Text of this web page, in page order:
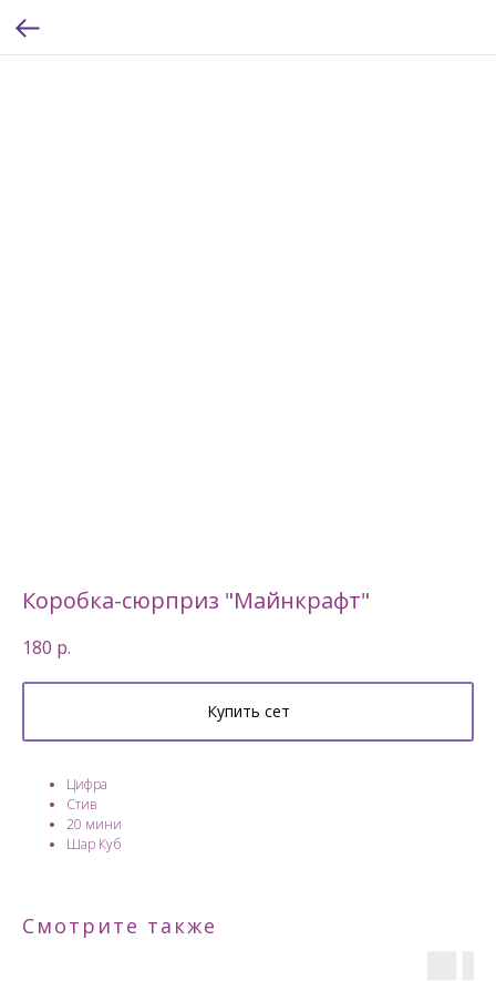
Коробка-сюрприз "Майнкрафт"
180 р.
Купить сет
Цифра
Стив
20 мини
Шар Куб
Смотрите также